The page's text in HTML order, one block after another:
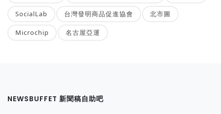
SocialLab 台灣發明商品促進協會 北市圖
Microchip 名古屋亞運
NEWSBUFFET 新聞稿自助吧